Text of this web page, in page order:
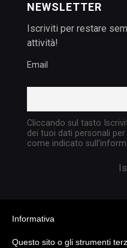
NEWSLETTER
Iscriviti per restare
attività!
Email
Cliccando sul tasto
dei tuoi dati personali
come indicato
Informativa
Questo sito o gli strumenti